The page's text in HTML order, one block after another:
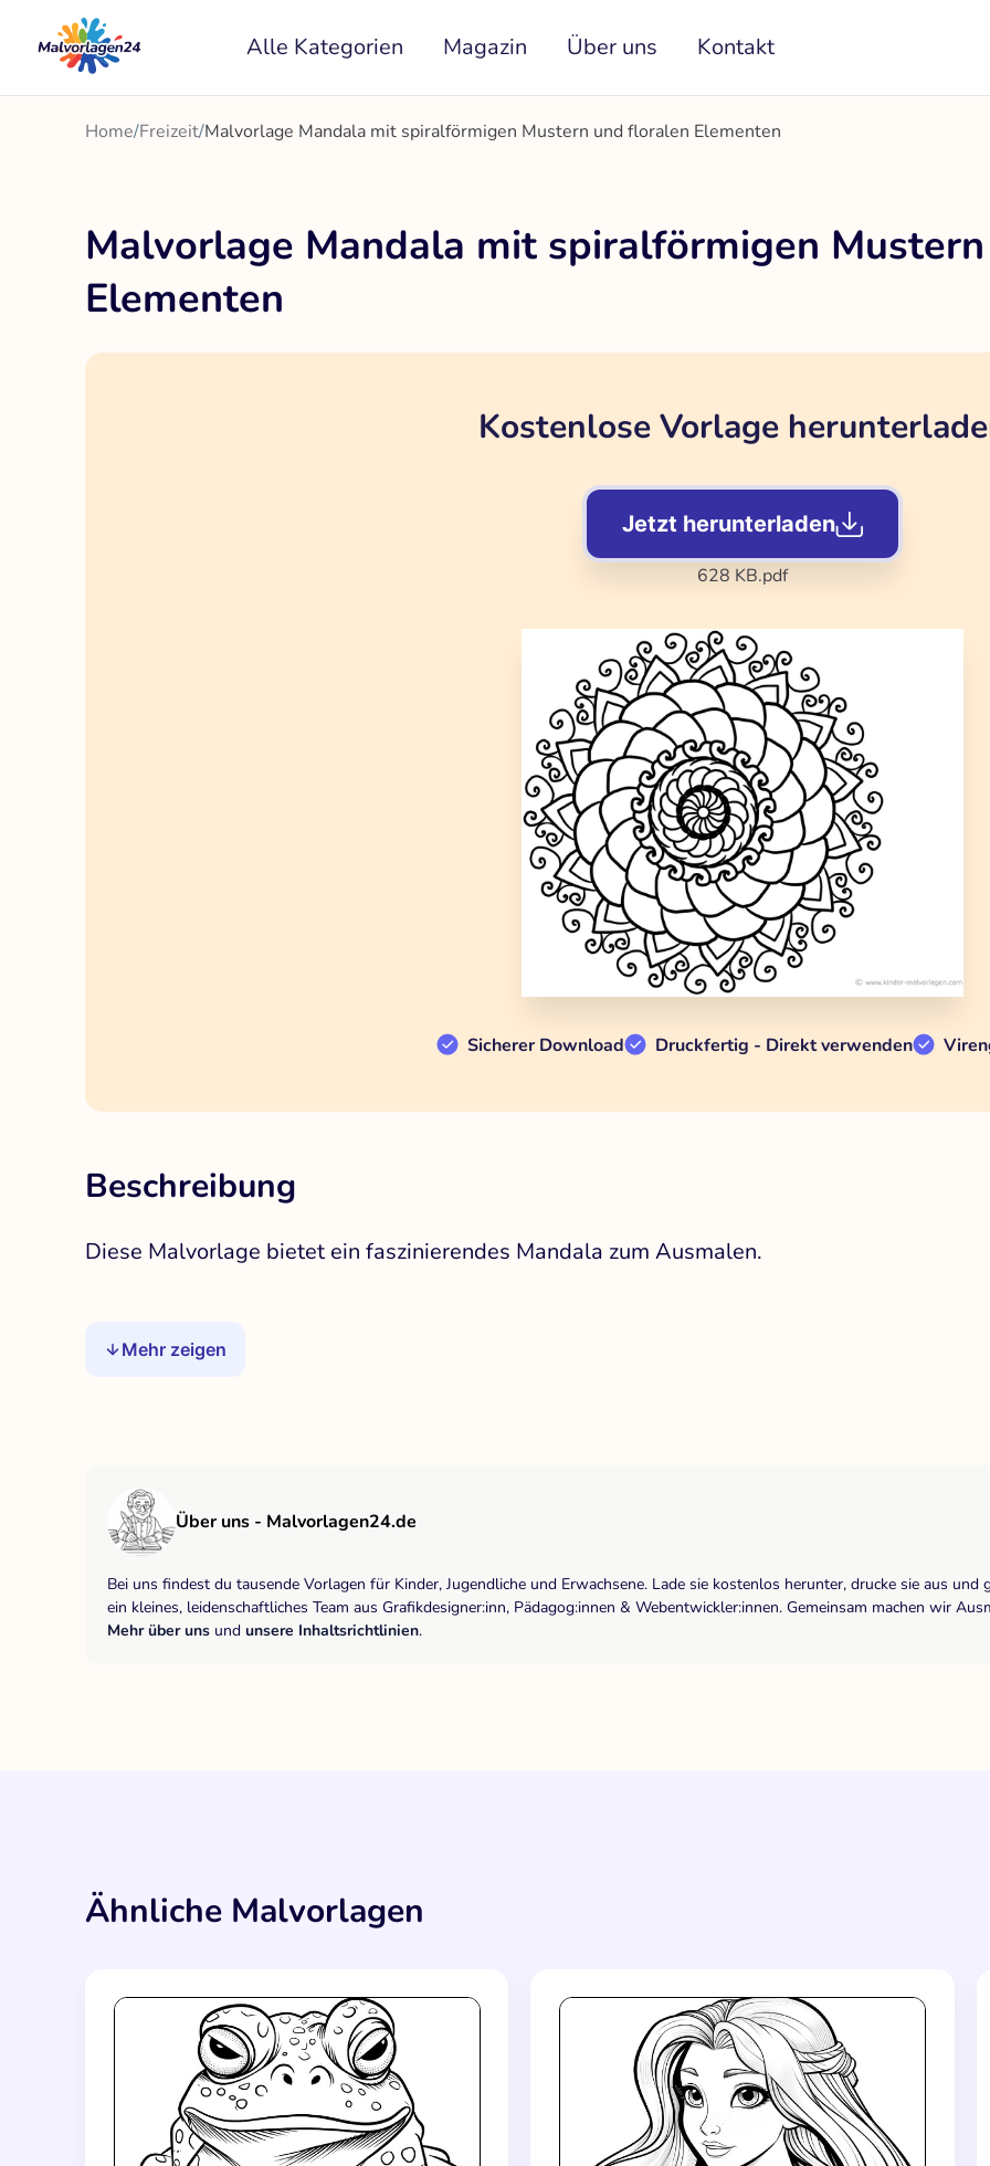
Inhalt
springen
Alle Kategorien Magazin Über uns Kontakt
Home/Freizeit/Malvorlage Mandala mit spiralförmigen Mustern und floralen Elementen
Malvorlage Mandala mit spiralförmigen
Elementen
Kostenlose Vorlage
Jetzt herunterladen
628 KB.pdf
Sicherer Download Druckfertig - Direkt verwenden
Beschreibung
Diese Malvorlage bietet ein faszinierendes Mandala zum Ausmalen.
Mehr zeigen
Über uns - Malvorlagen24.de
Bei uns findest du tausende Vorlagen für Kinder, Jugendliche und Erwachsene. Lade sie kostenlos herunter, drucke sie aus
ein kleines, leidenschaftliches Team aus Grafikdesigner:inn, Pädagog:innen & Webentwickler:innen. Gemeinsam machen wir
Mehr über uns und unsere Inhaltsrichtlinien.
Ähnliche Malvorlagen